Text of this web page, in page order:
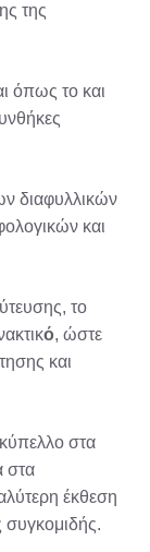
της
όπως το και
διαφυλλικών
και
το
ό, ώστε
και
στα
στα
έκθεση
συγκομιδής.